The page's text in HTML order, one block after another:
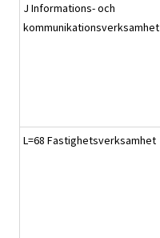
J Informations- och
kommunikationsverksamhet
L=68 Fastighetsverksamhet